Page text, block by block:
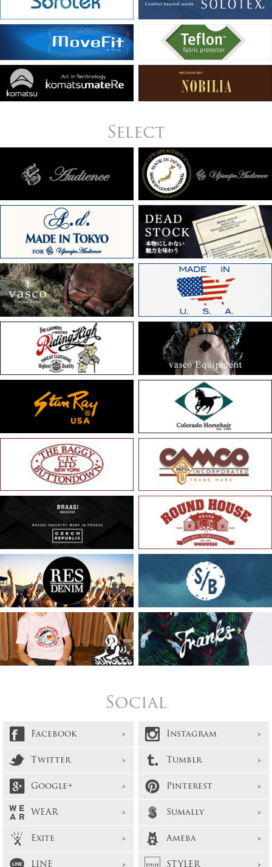
Select
Social
Facebook
Instagram
Twitter
Tumblr
Google+
Pinterest
WEAR
Sumally
Exite
Ameba
LINE
STYLER